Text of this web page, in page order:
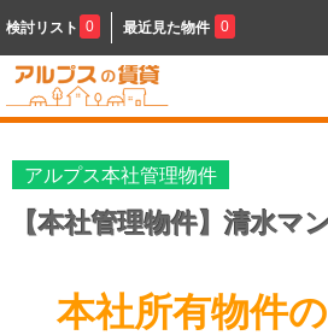
検討リスト 0 最近見た物件 0
アルプス本社管理物件
【本社管理物件】清水マ
本社所有物件